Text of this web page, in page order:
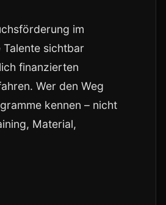
im
sichtbar
finanzierten
Wer den Weg
kennen – nicht
Material,